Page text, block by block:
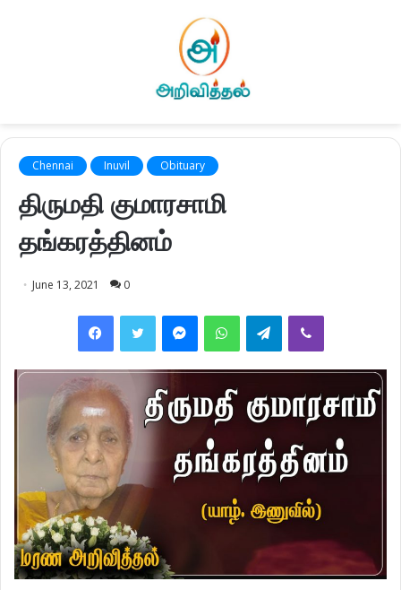
Chennai Inuvil Obituary
திருமதி குமாரசாமி
தங்கரத்தினம்
June 13, 2021 0
FacebookTwitter MessengerWhatsAppTelegramViber